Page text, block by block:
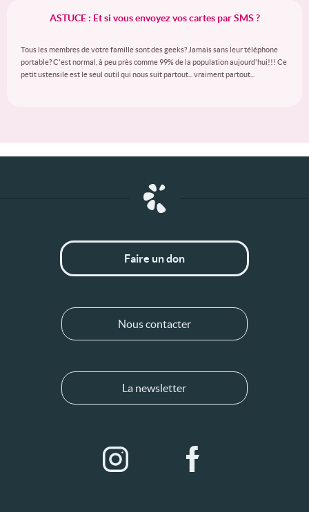
ASTUCE : Et si vous envoyez vos cartes par SMS ?
Tous les membres de votre famille sont des geeks? Jamais sans leur téléphone
portable? C'est normal, à peu près comme 99% de la population aujourd'hui!!! Ce
petit ustensile est le seul outil qui nous suit partout... vraiment partout...
Faire un don
Nous contacter
La newsletter